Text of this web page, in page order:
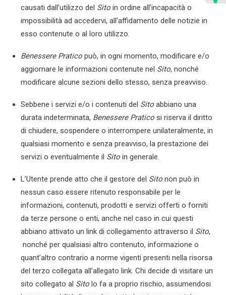
causati dall’utilizzo del Sito in ordine all’incapacità o
impossibilità ad accedervi, all’affidamento delle notizie in
esso contenute o al loro utilizzo.
Benessere Pratico può, in ogni momento, modificare e/o
aggiornare le informazioni contenute nel Sito, nonché
modificare alcune sezioni dello stesso, senza preavviso.
Sebbene i servizi e/o i contenuti del Sito abbiano una
durata indeterminata, Benessere Pratico si riserva il diritto
di chiudere, sospendere o interrompere unilateralmente, in
qualsiasi momento e senza preavviso, la prestazione dei
servizi o eventualmente il Sito in generale.
L’Utente prende atto che il gestore del Sito non può in
nessun caso essere ritenuto responsabile per le
informazioni, contenuti, prodotti e servizi offerti o forniti
da terze persone o enti, anche nel caso in cui questi
abbiano attivato un link di collegamento attraverso il Sito,
nonché per qualsiasi altro contenuto, informazione o
quant’altro contrario a norme vigenti presenti nella risorsa
del terzo collegata all’allegato link. Chi decide di visitare un
sito collegato al Sito lo fa a proprio rischio, assumendosi